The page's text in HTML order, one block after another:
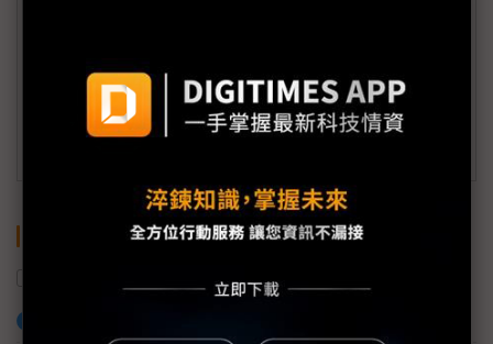
(一個工作日內將回覆您的來信)
訂閱DIGITIMES 行動版
高通